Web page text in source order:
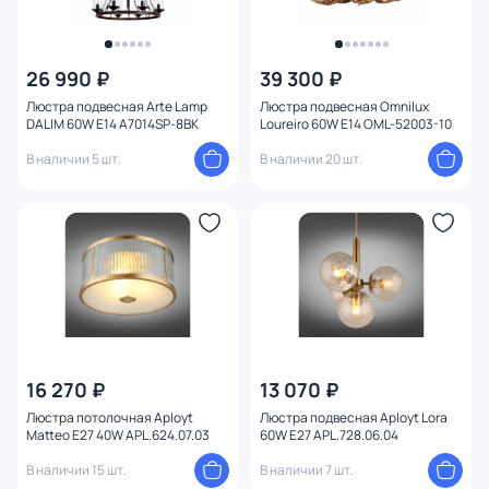
26 990 ₽
Люстра подвесная Arte Lamp
DALIM 60W E14 A7014SP-8BK
В наличии 5 шт.
39 300 ₽
Люстра подвесная Omnilux
Loureiro 60W E14 OML-52003-10
В наличии 20 шт.
16 270 ₽
Люстра потолочная Aployt
Matteo E27 40W APL.624.07.03
В наличии 15 шт.
13 070 ₽
Люстра подвесная Aployt Lora
60W E27 APL.728.06.04
В наличии 7 шт.